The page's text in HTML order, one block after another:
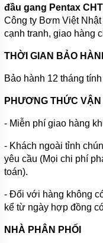
đầu gang Pentax
Công ty Bơm Việt
cạnh tranh, giao hàng
THỜI GIAN BẢO
Bảo hành 12 tháng
PHƯƠNG THỨC VẬN
- Miễn phí giao hàng
- Khách ngoài tỉnh
yêu cầu (Mọi chi phí
toán).
- Đối với hàng không
kể từ ngày hợp đồng
NHÀ PHÂN PHỐI